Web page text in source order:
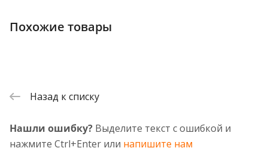
Похожие товары
Назад к списку
Нашли ошибку? Выделите текст с ошибкой и
нажмите Ctrl+Enter или напишите нам